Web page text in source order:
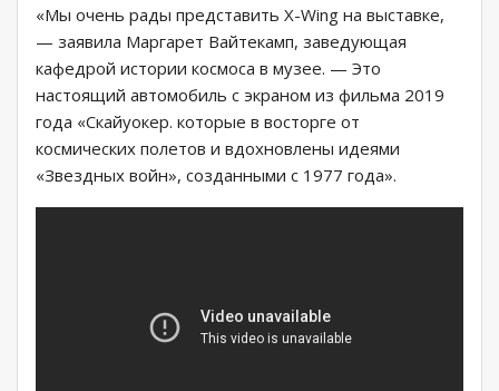
«Мы очень рады представить X-Wing на выставке,
— заявила Маргарет Вайтекамп, заведующая
кафедрой истории космоса в музее. — Это
настоящий автомобиль с экраном из фильма 2019
года «Скайуокер. которые в восторге от
космических полетов и вдохновлены идеями
«Звездных войн», созданными с 1977 года».